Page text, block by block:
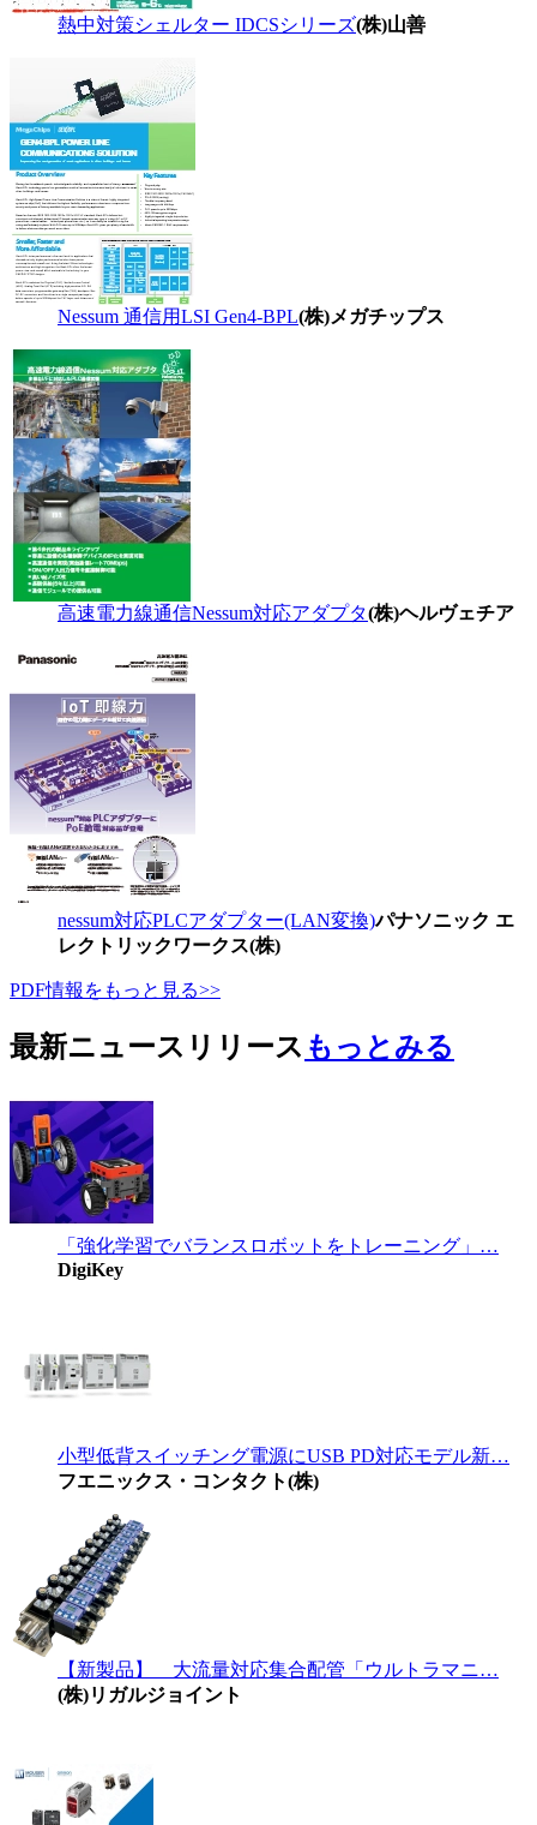
熱中対策シェルター IDCSシリーズ(株)山善
Nessum 通信用LSI Gen4-BPL(株)メガチップス
高速電力線通信Nessum対応アダプタ(株)ヘルヴェチア
nessum対応PLCアダプター(LAN変換)パナソニック エ
レクトリックワークス(株)
PDF情報をもっと見る>>
最新ニュースリリース もっとみる
「強化学習でバランスロボットをトレーニング」…
DigiKey
小型低背スイッチング電源にUSB PD対応モデル新…
フエニックス・コンタクト(株)
【新製品】 大流量対応集合配管「ウルトラマニ…
(株)リガルジョイント